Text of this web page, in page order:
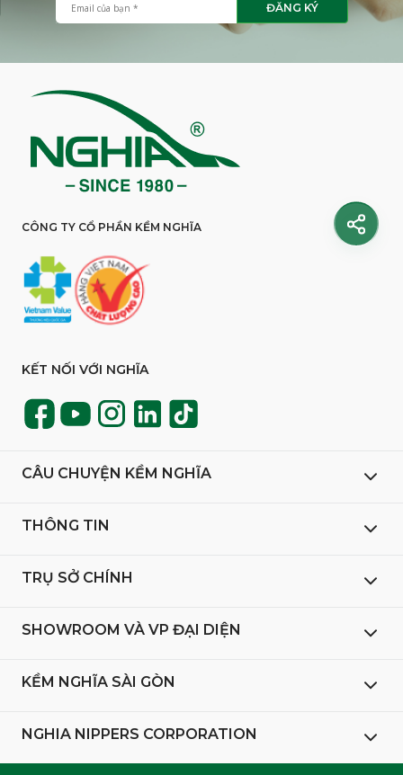
ĐĂNG KÝ
CÔNG TY CỔ PHẦN KỀM NGHĨA
KẾT NỐI VỚI NGHĨA
CÂU CHUYỆN KỀM NGHĨA
THÔNG TIN
TRỤ SỞ CHÍNH
SHOWROOM VÀ VP ĐẠI DIỆN
KỀM NGHĨA SÀI GÒN
NGHIA NIPPERS CORPORATION